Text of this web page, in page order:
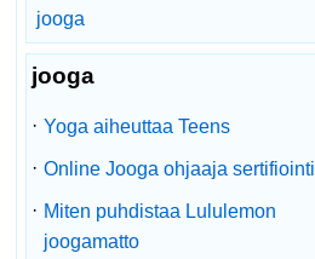
jooga
jooga
· Yoga aiheuttaa Teens
· Online Jooga ohjaaja sertifiointi
· Miten puhdistaa Lululemon
joogamatto